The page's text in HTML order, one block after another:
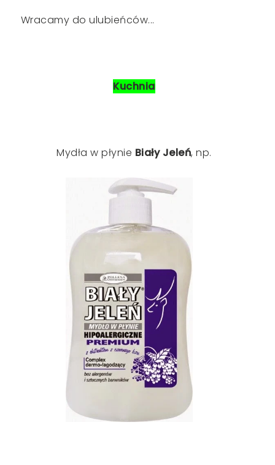
Wracamy do ulubieńców...
Kuchnia
Mydła w płynie Biały Jeleń, np.